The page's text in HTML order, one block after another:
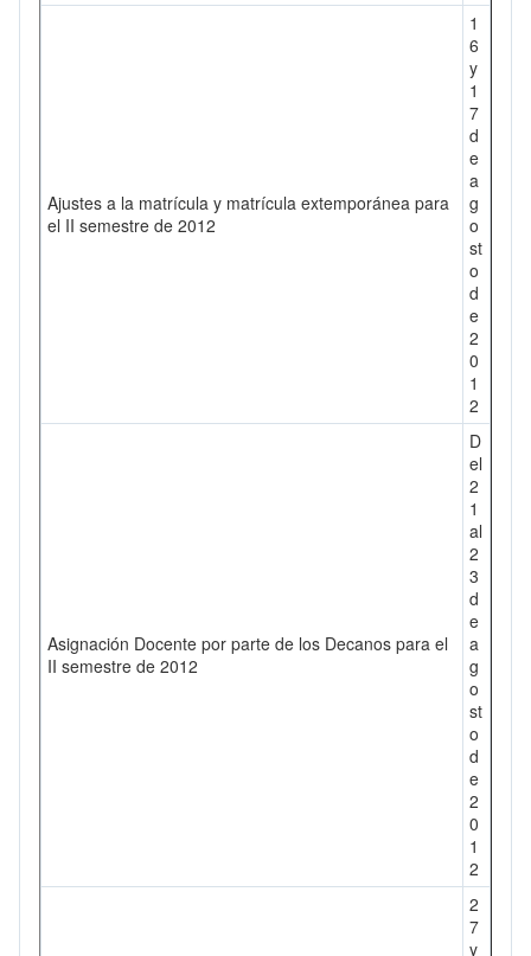
Ajustes a la matrícula y matrícula extemporánea para
el II semestre de 2012
1
6
y
1
7
d
e
a
g
o
st
o
d
e
2
0
1
2
Asignación Docente por parte de los Decanos para el
II semestre de 2012
D
el
2
1
al
2
3
d
e
a
g
o
st
o
d
e
2
0
1
2
2
7
y